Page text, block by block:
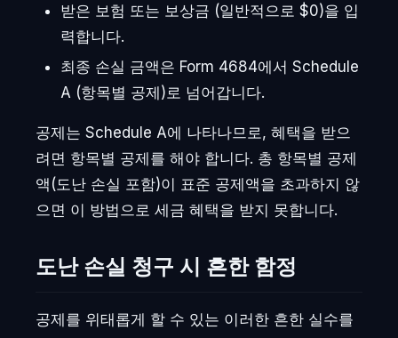
받은 보험 또는 보상금 (일반적으로 $0)을 입
력합니다.
최종 손실 금액은 Form 4684에서 Schedule
A (항목별 공제)로 넘어갑니다.
공제는 Schedule A에 나타나므로, 혜택을 받으
려면 항목별 공제를 해야 합니다. 총 항목별 공제
액(도난 손실 포함)이 표준 공제액을 초과하지 않
으면 이 방법으로 세금 혜택을 받지 못합니다.
도난 손실 청구 시 흔한 함정
공제를 위태롭게 할 수 있는 이러한 흔한 실수를